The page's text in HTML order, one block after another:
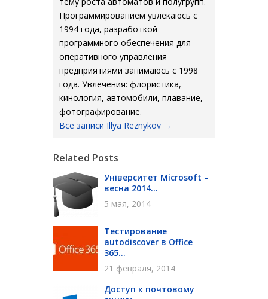
Программированием увлекаюсь с
1994 года, разработкой
программного обеспечения для
оперативного управления
предприятиями занимаюсь с 1998
года. Увлечения: флористика,
кинология, автомобили, плавание,
фотографирование.
Все записи Illya Reznykov →
Related Posts
Університет Microsoft –
весна 2014...
5 мая, 2014
Тестирование
autodiscover в Office
365...
21 февраля, 2014
Доступ к почтовому